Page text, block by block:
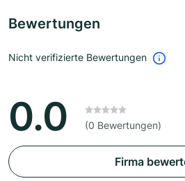
Bewertungen
Nicht verifizierte Bewertungen
0.0 (0 Bewertungen)
Firma